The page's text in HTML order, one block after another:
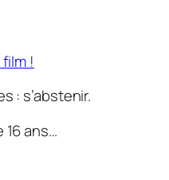
!
: s’abstenir.
16 ans…